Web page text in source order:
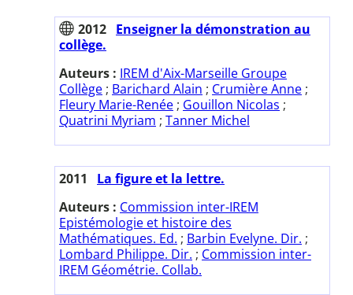
2012 Enseigner la démonstration au
collège.
Auteurs : IREM d'Aix-Marseille Groupe
Collège ; Barichard Alain ; Crumière Anne ;
Fleury Marie-Renée ; Gouillon Nicolas ;
Quatrini Myriam ; Tanner Michel
2011
La figure et la lettre.
Auteurs : Commission inter-IREM
Epistémologie et histoire des
Mathématiques. Ed. ; Barbin Evelyne. Dir. ;
Lombard Philippe. Dir. ; Commission inter-
IREM Géométrie. Collab.